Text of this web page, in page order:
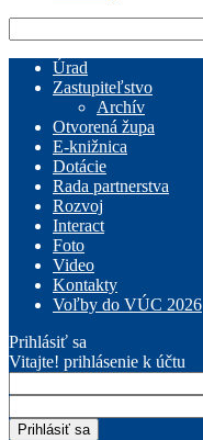
Úrad
Zastupiteľstvo
Archív
Otvorená župa
E-knižnica
Dotácie
Rada partnerstva
Rozvoj
Interact
Foto
Video
Kontakty
Voľby do VÚC 2026
Prihlásiť sa
Vitajte! prihlásenie k účtu